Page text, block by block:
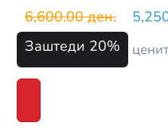
6,600.00 ден.
Заштеди 20%